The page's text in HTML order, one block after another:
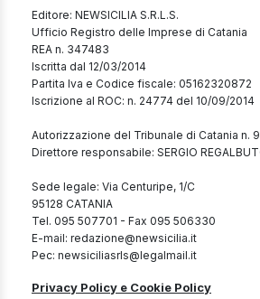
Editore: NEWSICILIA S.R.L.S.
Ufficio Registro delle Imprese di Catania
REA n. 347483
Iscritta dal 12/03/2014
Partita Iva e Codice fiscale: 05162320872
Iscrizione al ROC: n. 24774 del 10/09/2014
Autorizzazione del Tribunale di Catania n.
Direttore responsabile: SERGIO
Sede legale: Via Centuripe, 1/C
95128 CATANIA
Tel. 095 507701 - Fax 095 506330
E-mail: redazione@newsicilia.it
Pec: newsiciliasrls@legalmail.it
Privacy Policy e Cookie Policy